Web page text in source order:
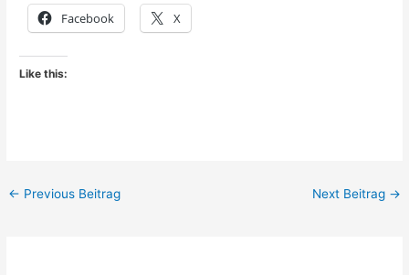
Facebook X
Like this:
← Previous Beitrag Next Beitrag →